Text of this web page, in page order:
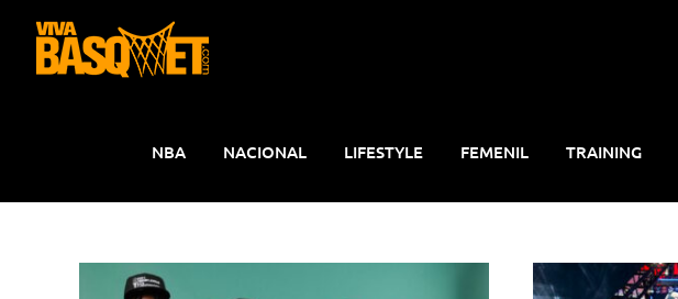
contenido
NBA NACIONAL LIFESTYLE FEMENIL TRAINING